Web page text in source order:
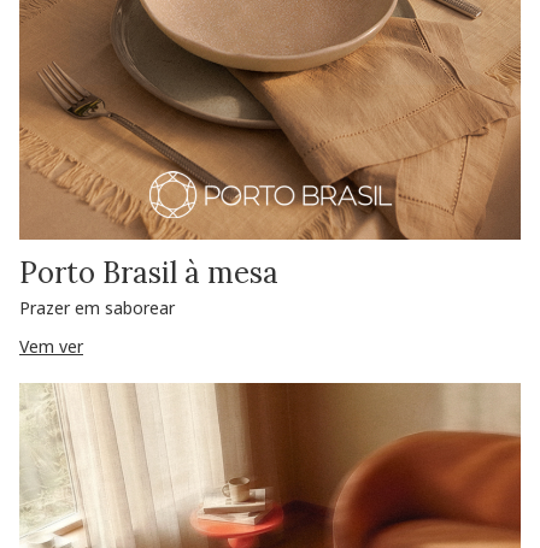
Porto Brasil à mesa
Prazer em saborear
Vem ver